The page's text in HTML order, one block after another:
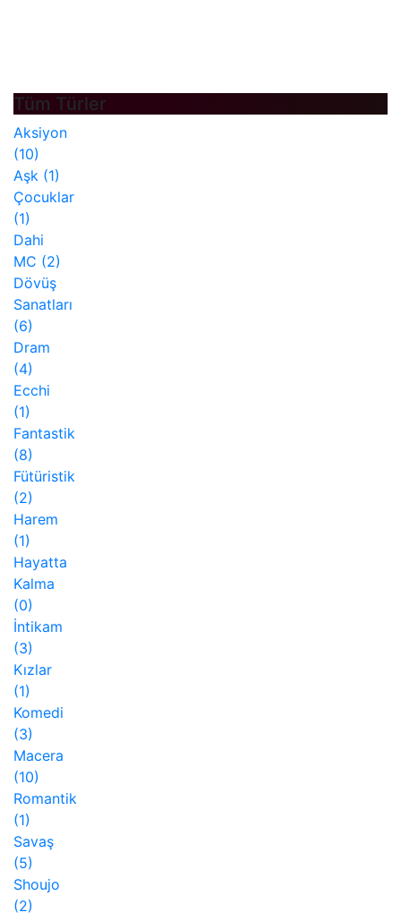
Tüm Türler
Aksiyon
(10)
Aşk (1)
Çocuklar
(1)
Dahi
MC (2)
Dövüş
Sanatları
(6)
Dram
(4)
Ecchi
(1)
Fantastik
(8)
Fütüristik
(2)
Harem
(1)
Hayatta
Kalma
(0)
İntikam
(3)
Kızlar
(1)
Komedi
(3)
Macera
(10)
Romantik
(1)
Savaş
(5)
Shoujo
(2)